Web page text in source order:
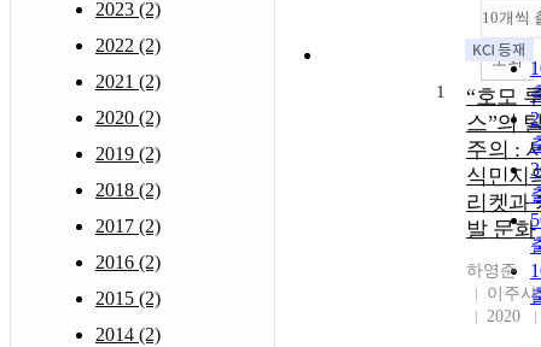
2023 (2)
2022 (2)
2021 (2)
2020 (2)
2019 (2)
2018 (2)
2017 (2)
2016 (2)
2015 (2)
2014 (2)
10개씩
조회
1
“호모
스”의
주의 :
식민지
리켓과
발 문화
하영준
이주
2020